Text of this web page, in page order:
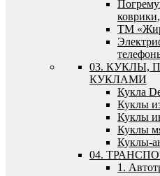
ТМ
03. КУКЛЫ,
КУКЛАМИ
Кукла
Куклы
Куклы
Куклы
Куклы-
04.
1.